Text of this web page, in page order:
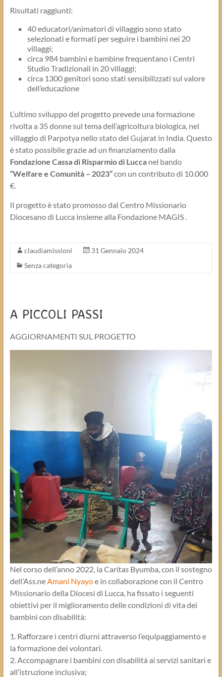
Risultati raggiunti:
40 educatori/animatori di villaggio sono stato
selezionati e formati per seguire i bambini nei 20
villaggi;
circa 984 bambini e bambine frequentano i Centri
Studio Tradizionali in 20 villaggi;
circa 1300 genitori sono stati sensibilizzati sul valore
dell’educazione
L’ultimo sviluppo del progetto prevede una formazione
rivolta a 35 donne sul tema dell’agricoltura biologica, nel
villaggio di Parpotya nello stato del Gujarat in India. Questo
è stato possibile grazie ad un finanziamento dalla
Fondazione Cassa di Risparmio di Luccanel bando
“Welfare e Comunità – 2023”con un contributo di 10.000
€.
Il progetto è stato promosso dal Centro Missionario
Diocesano di Lucca insieme alla Fondazione MAGIS .
claudiamissioni
31 Gennaio 2024
Senza categoria
A PICCOLI PASSI
AGGIORNAMENTI SUL PROGETTO
Nel corso dell’anno 2022, la Caritas Byumba, con il sostegno
dell’Ass.neAmani Nyayoe in collaborazione con il Centro
Missionario della Diocesi di Lucca, ha fissato i seguenti
obiettivi per il miglioramento delle condizioni di vita dei
bambini con disabilità:
1. Rafforzare i centri diurni attraverso l’equipaggiamento e
la formazione dei volontari.
2. Accompagnare i bambini con disabilità ai servizi sanitari e
all’istruzione inclusiva;